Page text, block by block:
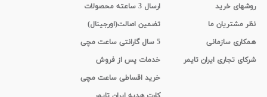
روشهای خرید
نظر مشتریان ما
همکاری سازمانی
شرکای تجاری ایران تایمر
ارسال 3 ساعته محصولات
تضمین اصالت(اورجینال)
5 سال گارانتی ساعت مچی
خدمات پس از فروش
خرید اقساطی ساعت مچی